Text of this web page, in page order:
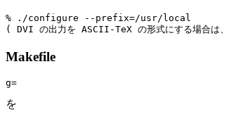
% ./configure --prefix=/usr/local
Makefile
を